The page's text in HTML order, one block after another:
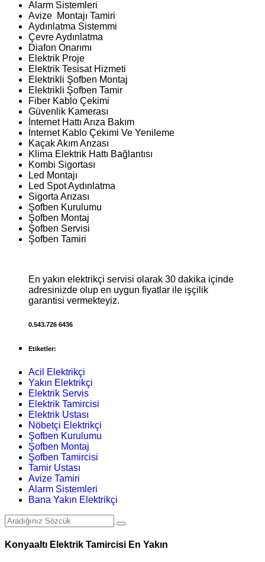
Alarm Sistemleri
Avize Montajı Tamiri
Aydınlatma Sistemmi
Çevre Aydınlatma
Diafon Onarımı
Elektrik Proje
Elektrik Tesisat Hizmeti
Elektrikli Şofben Montaj
Elektrikli Şofben Tamir
Fiber Kablo Çekimi
Güvenlik Kamerası
İnternet Hattı Arıza Bakım
İnternet Kablo Çekimi Ve Yenileme
Kaçak Akım Arızası
Klima Elektrik Hattı Bağlantısı
Kombi Sigortası
Led Montajı
Led Spot Aydınlatma
Sigorta Arızası
Şofben Kurulumu
Şofben Montaj
Şofben Servisi
Şofben Tamiri
En yakın elektrikçi servisi olarak 30 dakika içinde
adresinizde olup en uygun fiyatlar ile işçilik
garantisi vermekteyiz.
0.543.726 6436
Etiketler:
Acil Elektrikçi
Yakın Elektrikçi
Elektrik Servis
Elektrik Tamircisi
Elektrik Ustası
Nöbetçi Elektrikçi
Şofben Kurulumu
Şofben Montaj
Şofben Tamircisi
Tamir Ustası
Avize Tamiri
Alarm Sistemleri
Bana Yakın Elektrikçi
Konyaaltı Elektrik Tamircisi En Yakın